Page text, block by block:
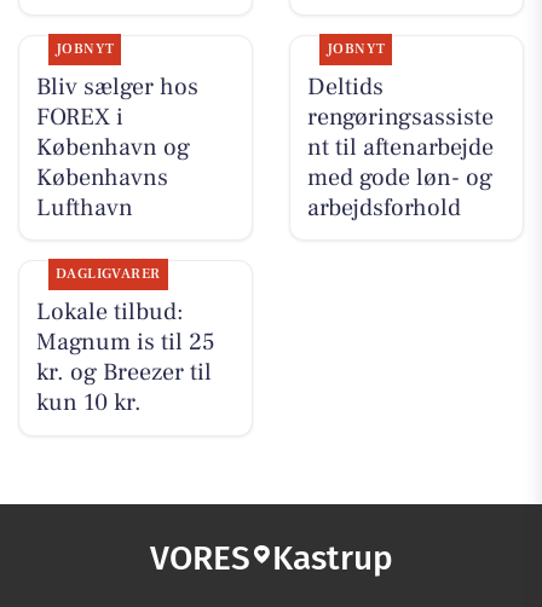
JOBNYT
Bliv sælger hos
FOREX i
København og
Københavns
Lufthavn
JOBNYT
Deltids
rengøringsassiste
nt til aftenarbejde
med gode løn- og
arbejdsforhold
DAGLIGVARER
Lokale tilbud:
Magnum is til 25
kr. og Breezer til
kun 10 kr.
VORES Kastrup